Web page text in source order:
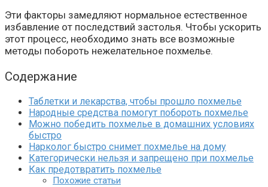
Эти факторы замедляют нормальное естественное
избавление от последствий застолья. Чтобы ускорить
этот процесс, необходимо знать все возможные
методы побороть нежелательное похмелье.
Содержание
Таблетки и лекарства, чтобы прошло похмелье
Народные средства помогут побороть похмелье
Можно победить похмелье в домашних условиях
быстро
Нарколог быстро снимет похмелье на дому
Категорически нельзя и запрещено при похмелье
Как предотвратить похмелье
Похожие статьи